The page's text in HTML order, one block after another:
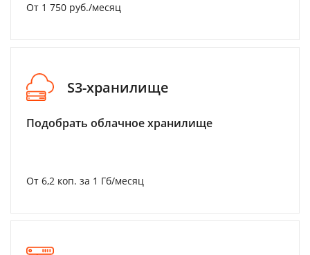
От 1 750 руб./месяц
S3-хранилище
Подобрать облачное хранилище
От 6,2 коп. за 1 Гб/месяц